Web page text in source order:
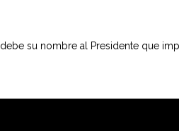
su nombre al Presidente que